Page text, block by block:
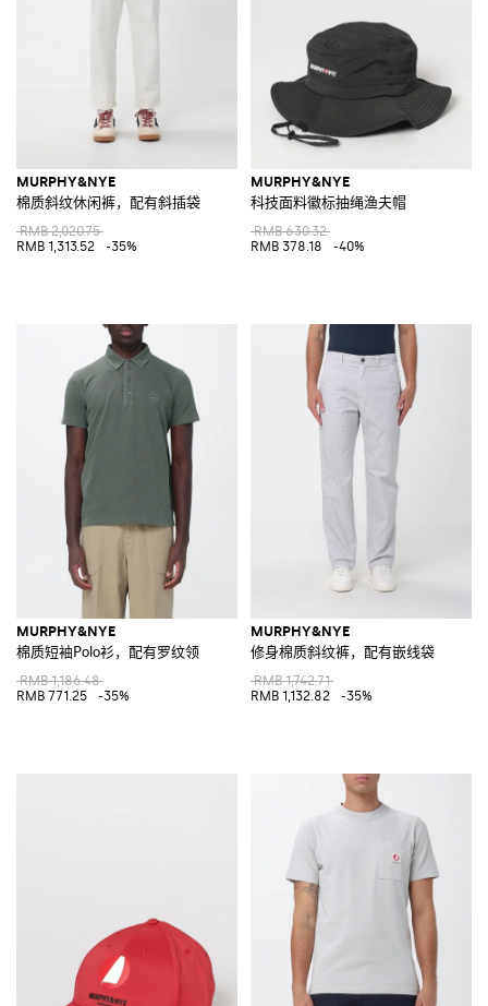
MURPHY&NYE
棉质斜纹休闲裤，配有斜插袋
RMB 2,020.75
RMB 1,313.52
-35%
MURPHY&NYE
科技面料徽标抽绳渔夫帽
RMB 630.32
RMB 378.18
-40%
MURPHY&NYE
棉质短袖Polo衫，配有罗纹领
RMB 1,186.48
RMB 771.25
-35%
MURPHY&NYE
修身棉质斜纹裤，配有嵌线袋
RMB 1,742.71
RMB 1,132.82
-35%